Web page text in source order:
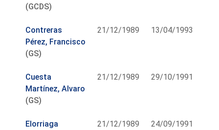
(GCDS)
Contreras
Pérez, Francisco
(GS)
21/12/1989 13/04/1993
Cuesta
Martínez, Alvaro
(GS)
21/12/1989 29/10/1991
Elorriaga
21/12/1989 24/09/1991